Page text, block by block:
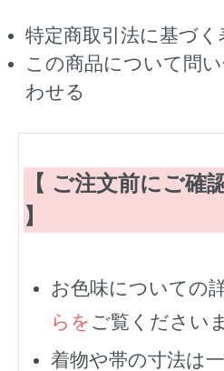
特定商取引法に基づく
この商品について問
わせる
【 ご注文前にご確
】
お色味についての
らを ご覧ください
着物や帯の寸法は